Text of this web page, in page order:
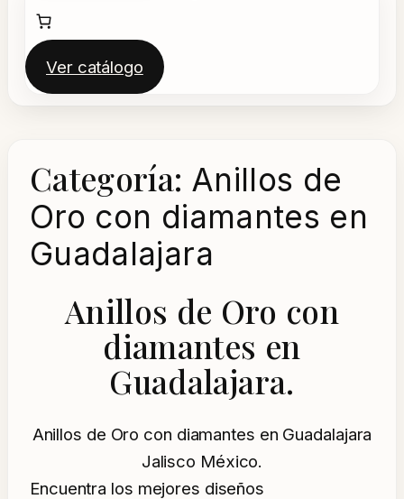
Ver catálogo
Categoría: Anillos de
Oro con diamantes en
Guadalajara
Anillos de Oro con
diamantes en
Guadalajara.
Anillos de Oro con diamantes en Guadalajara
Jalisco México.
Encuentra los mejores diseños